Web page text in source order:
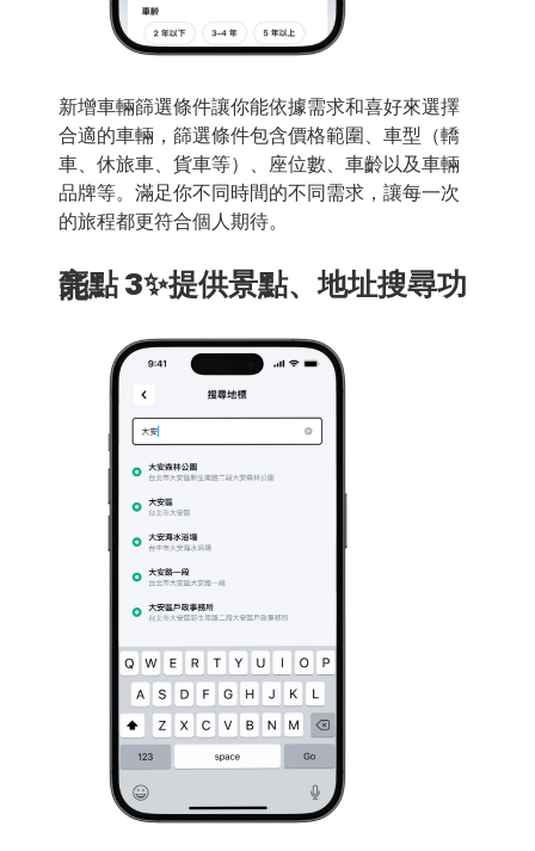
新增車輛篩選條件讓你能依據需求和喜好來選擇
合適的車輛，篩選條件包含價格範圍、車型（轎
車、休旅車、貨車等）、座位數、車齡以及車輛
品牌等。滿足你不同時間的不同需求，讓每一次
的旅程都更符合個人期待。
亮點 3✨提供景點、地址搜尋功能